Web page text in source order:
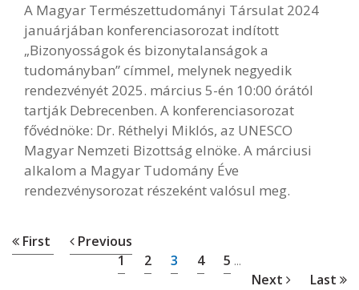
A Magyar Természettudományi Társulat 2024
januárjában konferenciasorozat indított
„Bizonyosságok és bizonytalanságok a
tudományban” címmel, melynek negyedik
rendezvényét 2025. március 5-én 10:00 órától
tartják Debrecenben. A konferenciasorozat
fővédnöke: Dr. Réthelyi Miklós, az UNESCO
Magyar Nemzeti Bizottság elnöke. A márciusi
alkalom a Magyar Tudomány Éve
rendezvénysorozat részeként valósul meg.
First
Previous
1
2 3 4 5 ...
Next Last